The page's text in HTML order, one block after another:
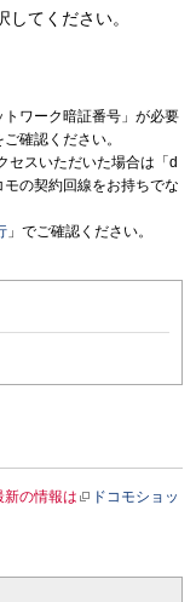
てください。
トワーク暗証番号」が必要
ご確認ください。
セスいただいた場合は「d
の契約回線をお持ちでな
」でご確認ください。
の情報は
ドコモショッ